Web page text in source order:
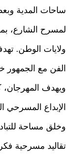
ساحات المدية
لمسرح الشارع،
ولايات الوطن.
الفن مع الجمهور
ويهدف
الإبداع المسرحي
وخلق مساحة
تقاليد مسرحية